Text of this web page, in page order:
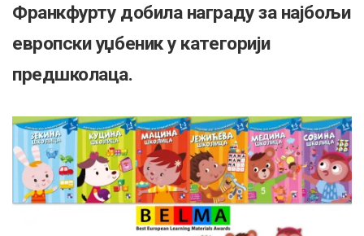
Франкфурту добила награду за најбољи
европски уџбеник у категорији
предшколаца.